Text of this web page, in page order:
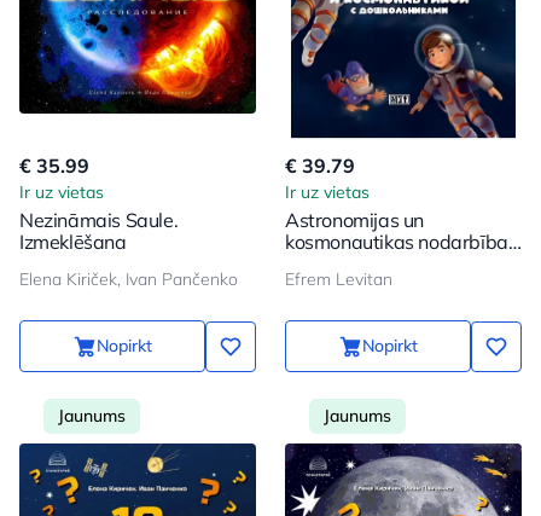
€ 35.99
Ir uz vietas
Nezināmais Saule.
Izmeklēšana
Elena Kiriček, Ivan Pančenko
Nopirkt
€ 39.79
Ir uz vietas
Astronomijas un
kosmonautikas nodarbības
bērniem
Efrem Levitan
Nopirkt
Jaunums Jaunums